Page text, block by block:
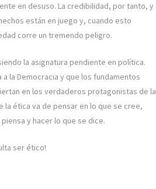
en desuso. La credibilidad, por tanto, y
están en juego y, cuando esto
corre un tremendo peligro.
la asignatura pendiente en política.
a la Democracia y que los fundamentos
en los verdaderos protagonistas de la
la ética va de pensar en lo que se cree,
y hacer lo que se dice.
ser ético!